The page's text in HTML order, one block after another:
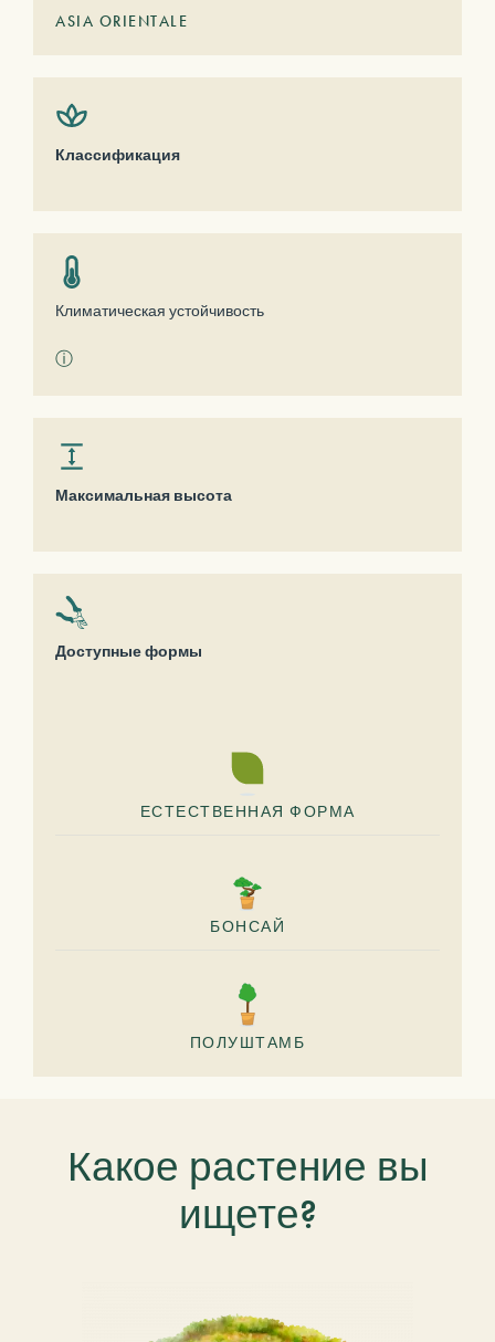
ASIA ORIENTALE
Классификация
Климатическая устойчивость
ⓘ
Максимальная высота
Доступные формы
ЕСТЕСТВЕННАЯ ФОРМА
БОНСАЙ
ПОЛУШТАМБ
Какое растение вы
ищете?